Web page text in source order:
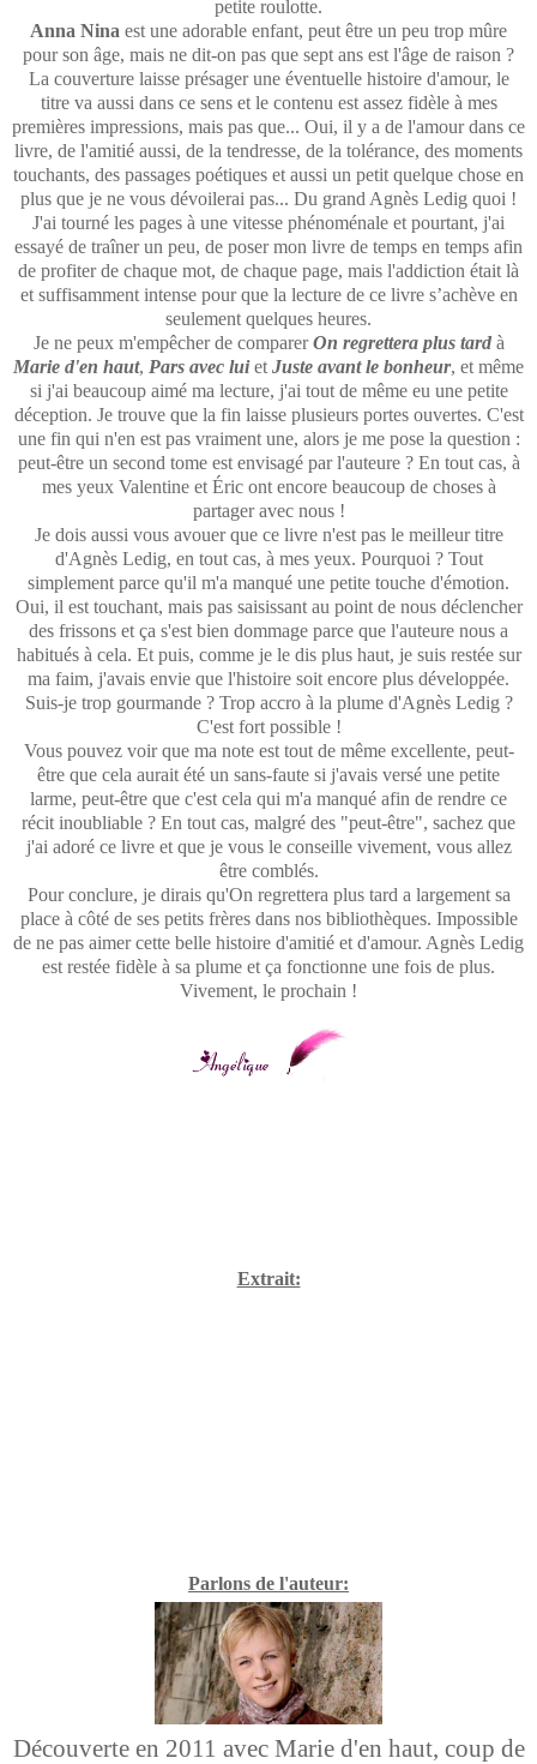
petite roulotte.
Anna Nina est une adorable enfant, peut être un peu trop mûre
pour son âge, mais ne dit-on pas que sept ans est l'âge de raison ?
La couverture laisse présager une éventuelle histoire d'amour, le
titre va aussi dans ce sens et le contenu est assez fidèle à mes
premières impressions, mais pas que... Oui, il y a de l'amour dans ce
livre, de l'amitié aussi, de la tendresse, de la tolérance, des moments
touchants, des passages poétiques et aussi un petit quelque chose en
plus que je ne vous dévoilerai pas... Du grand Agnès Ledig quoi !
J'ai tourné les pages à une vitesse phénoménale et pourtant, j'ai
essayé de traîner un peu, de poser mon livre de temps en temps afin
de profiter de chaque mot, de chaque page, mais l'addiction était là
et suffisamment intense pour que la lecture de ce livre s’achève en
seulement quelques heures.
Je ne peux m'empêcher de comparerOn regrettera plus tard à
Marie d'en haut, Pars avec luiet Juste avant le bonheur, et même
si j'ai beaucoup aimé ma lecture, j'ai tout de même eu une petite
déception. Je trouve que la fin laisse plusieurs portes ouvertes. C'est
une fin qui n'en est pas vraiment une, alors je me pose la question :
peut-être un second tome est envisagé par l'auteure ? En tout cas, à
mes yeux Valentine et Éric ont encore beaucoup de choses à
partager avec nous !
Je dois aussi vous avouer que ce livre n'est pas le meilleur titre
d'Agnès Ledig, en tout cas, à mes yeux. Pourquoi ? Tout
simplement parce qu'il m'a manqué une petite touche d'émotion.
Oui, il est touchant, mais pas saisissant au point de nous déclencher
des frissons et ça s'est bien dommage parce que l'auteure nous a
habitués à cela. Et puis, comme je le dis plus haut, je suis restée sur
ma faim, j'avais envie que l'histoire soit encore plus développée.
Suis-je trop gourmande ? Trop accro à la plume d'Agnès Ledig ?
C'est fort possible !
Vous pouvez voir que ma note est tout de même excellente, peut-
être que cela aurait été un sans-faute si j'avais versé une petite
larme, peut-être que c'est cela qui m'a manqué afin de rendre ce
récit inoubliable ? En tout cas, malgré des "peut-être", sachez que
j'ai adoré ce livre et que je vous le conseille vivement, vous allez
être comblés.
Pour conclure, je dirais qu'On regrettera plus tard a largement sa
place à côté de ses petits frères dans nos bibliothèques. Impossible
de ne pas aimer cette belle histoire d'amitié et d'amour. Agnès Ledig
est restée fidèle à sa plume et ça fonctionne une fois de plus.
Vivement, le prochain !
Extrait:
Parlons de l'auteur:
Découverte en 2011 avec Marie d'en haut, coup de